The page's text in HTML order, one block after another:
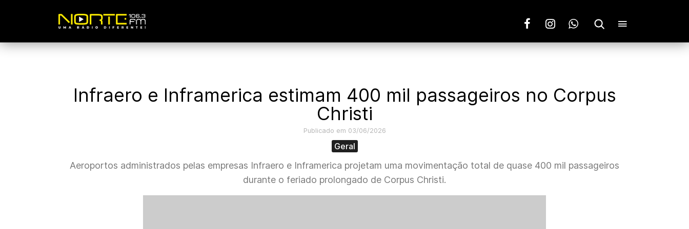
Infraero e Inframerica estimam 400 mil passageiros no Corpus
Christi
Publicado em 03/06/2026
Geral
Aeroportos administrados pelas empresas Infraero e Inframerica projetam uma movimentação total de quase 400 mil passageiros
durante o feriado prolongado de Corpus Christi.